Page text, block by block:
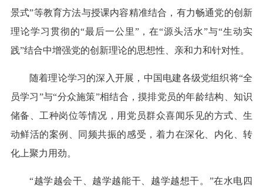
景式”等教育方法与授课内容精准结合，有力畅通党的创新
理论学习贯彻的“最后一公里”，在“源头活水”与“生动实
践”结合中增强党的创新理论的思想性、亲和力和针对性。
随着理论学习的深入开展，中国电建各级党组织将“全
员学习”与“分众施策”相结合，摸排党员的年龄结构、知识
储备、工种岗位等情况，用党员群众喜闻乐见的方式、生
动鲜活的案例、同频共振的感受，着力在深化、内化、转
化上聚力用劲。
“越学越会干、越学越能干、越学越想干。”在水电四